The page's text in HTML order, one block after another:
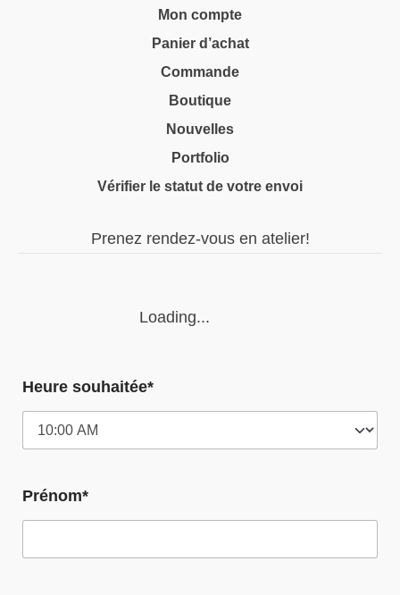
Mon compte
Panier d’achat
Commande
Boutique
Nouvelles
Portfolio
Vérifier le statut de votre envoi
Prenez rendez-vous en atelier!
Loading...
Heure souhaitée*
Prénom*